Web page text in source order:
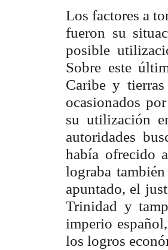
Los factores a
fueron su
posible
Sobre este
Caribe y tierras
ocasionados
su utilización
autoridades
había ofrecido
lograba
apuntado, el
Trinidad y
imperio
los logros